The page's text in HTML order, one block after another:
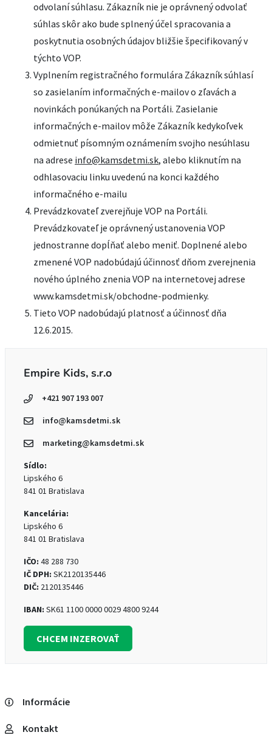
odvolaní súhlasu. Zákazník nie je oprávnený odvolať
súhlas skôr ako bude splnený účel spracovania a
poskytnutia osobných údajov bližšie špecifikovaný v
týchto VOP.
Vyplnením registračného formulára Zákazník súhlasí
so zasielaním informačných e-mailov o zľavách a
novinkách ponúkaných na Portáli. Zasielanie
informačných e-mailov môže Zákazník kedykoľvek
odmietnuť písomným oznámením svojho nesúhlasu
na adrese info@kamsdetmi.sk, alebo kliknutím na
odhlasovaciu linku uvedenú na konci každého
informačného e-mailu
Prevádzkovateľ zverejňuje VOP na Portáli.
Prevádzkovateľ je oprávnený ustanovenia VOP
jednostranne dopĺňať alebo meniť. Doplnené alebo
zmenené VOP nadobúdajú účinnosť dňom zverejnenia
nového úplného znenia VOP na internetovej adrese
www.kamsdetmi.sk/obchodne-podmienky.
Tieto VOP nadobúdajú platnosť a účinnosť dňa
12.6.2015.
Informácie
Kontakt
Empire Kids, s.r.o
+421 907 193 007
info@kamsdetmi.sk
marketing@kamsdetmi.sk
Sídlo:
Lipského 6
841 01 Bratislava
Kancelária:
Lipského 6
841 01 Bratislava
IČO: 48 288 730
IČ DPH: SK2120135446
DIČ: 2120135446
IBAN: SK61 1100 0000 0029 4800 9244
CHCEM INZEROVAŤ